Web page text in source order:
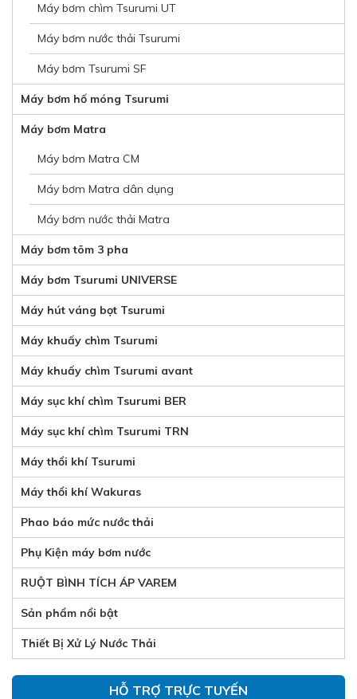
Máy bơm chìm Tsurumi UT
Máy bơm nước thải Tsurumi
Máy bơm Tsurumi SF
Máy bơm hố móng Tsurumi
Máy bơm Matra
Máy bơm Matra CM
Máy bơm Matra dân dụng
Máy bơm nước thải Matra
Máy bơm tõm 3 pha
Máy bơm Tsurumi UNIVERSE
Máy hút váng bọt Tsurumi
Máy khuấy chìm Tsurumi
Máy khuấy chìm Tsurumi avant
Máy sục khí chìm Tsurumi BER
Máy sục khí chìm Tsurumi TRN
Máy thổi khí Tsurumi
Máy thổi khí Wakuras
Phao báo mức nước thải
Phụ Kiện máy bơm nước
RUỘT BÌNH TÍCH ÁP VAREM
Sản phẩm nổi bật
Thiết Bị Xử Lý Nước Thải
HỖ TRỢ TRỰC TUYẾN